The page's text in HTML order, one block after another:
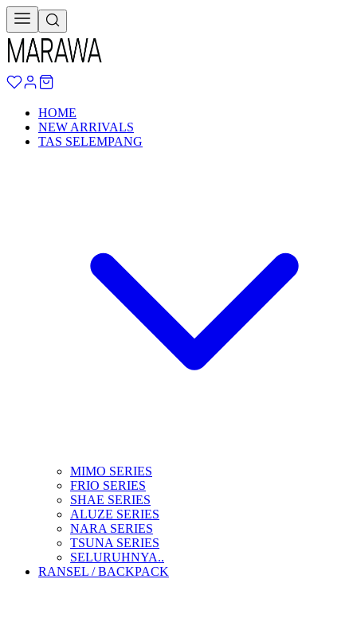
HOME
NEW ARRIVALS
TAS SELEMPANG
MIMO SERIES
FRIO SERIES
SHAE SERIES
ALUZE SERIES
NARA SERIES
TSUNA SERIES
SELURUHNYA..
RANSEL / BACKPACK